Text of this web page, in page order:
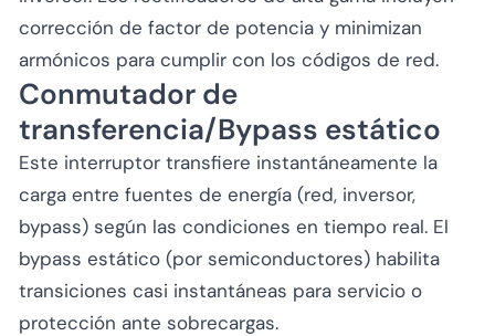
corrección de factor de potencia y minimizan
armónicos para cumplir con los códigos de red.
Conmutador de
transferencia/Bypass estático
Este interruptor transfiere instantáneamente la
carga entre fuentes de energía (red, inversor,
bypass) según las condiciones en tiempo real. El
bypass estático (por semiconductores) habilita
transiciones casi instantáneas para servicio o
protección ante sobrecargas.